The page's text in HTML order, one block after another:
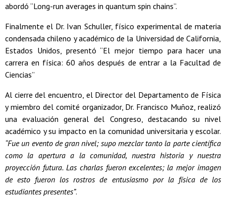
abordó “Long-run averages in quantum spin chains”.
Finalmente el Dr. Ivan Schuller, físico experimental de materia
condensada chileno y académico de la Universidad de California,
Estados Unidos, presentó “El mejor tiempo para hacer una
carrera en física: 60 años después de entrar a la Facultad de
Ciencias”
Al cierre del encuentro, el Director del Departamento de Física
y miembro del comité organizador, Dr. Francisco Muñoz, realizó
una evaluación general del Congreso, destacando su nivel
académico y su impacto en la comunidad universitaria y escolar.
“Fue un evento de gran nivel; supo mezclar tanto la parte científica
como la apertura a la comunidad, nuestra historia y nuestra
proyección futura. Las charlas fueron excelentes; la mejor imagen
de esto fueron los rostros de entusiasmo por la física de los
estudiantes presentes”.